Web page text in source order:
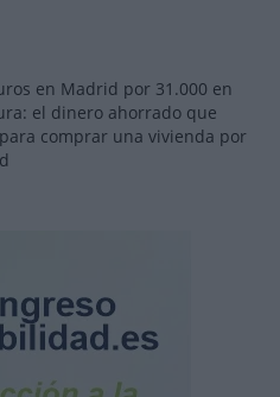
en Madrid por 31.000 en
el dinero ahorrado que
comprar una vivienda por